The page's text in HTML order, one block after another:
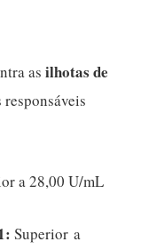
asilhotas de
a 28,00 U/mL
Superior a